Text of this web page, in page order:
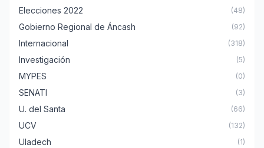
Elecciones 2022 (48)
Gobierno Regional de Áncash (92)
Internacional (318)
Investigación (5)
MYPES (0)
SENATI (3)
U. del Santa (66)
UCV (132)
Uladech (1)